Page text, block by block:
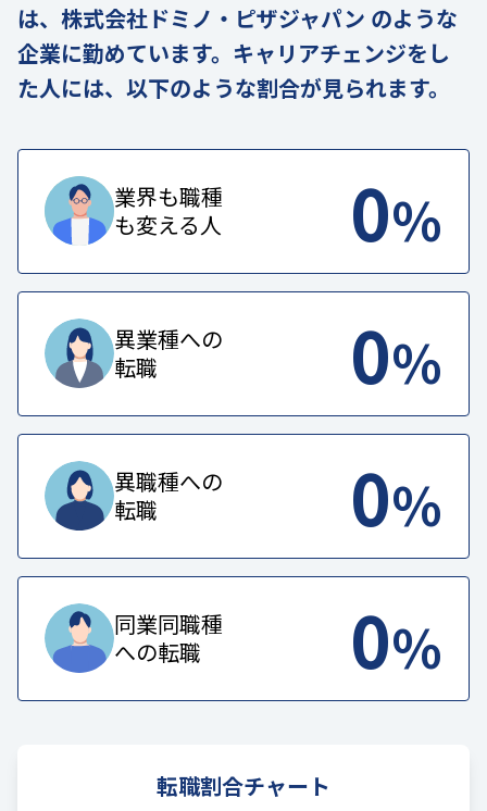
は、株式会社ドミノ・ピザジャパン のような
企業に勤めています。キャリアチェンジをし
た人には、以下のような割合が見られます。
業界も職種
も変える人
0%
異業種への
転職
0%
異職種への
転職
0%
同業同職種
への転職
0%
転職割合チャート